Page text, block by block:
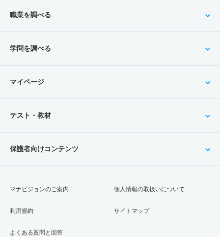
職業を調べる
学問を調べる
マイページ
テスト・教材
保護者向けコンテンツ
マナビジョンのご案内
利用規約
よくある質問と回答
個人情報の取扱いについて
サイトマップ